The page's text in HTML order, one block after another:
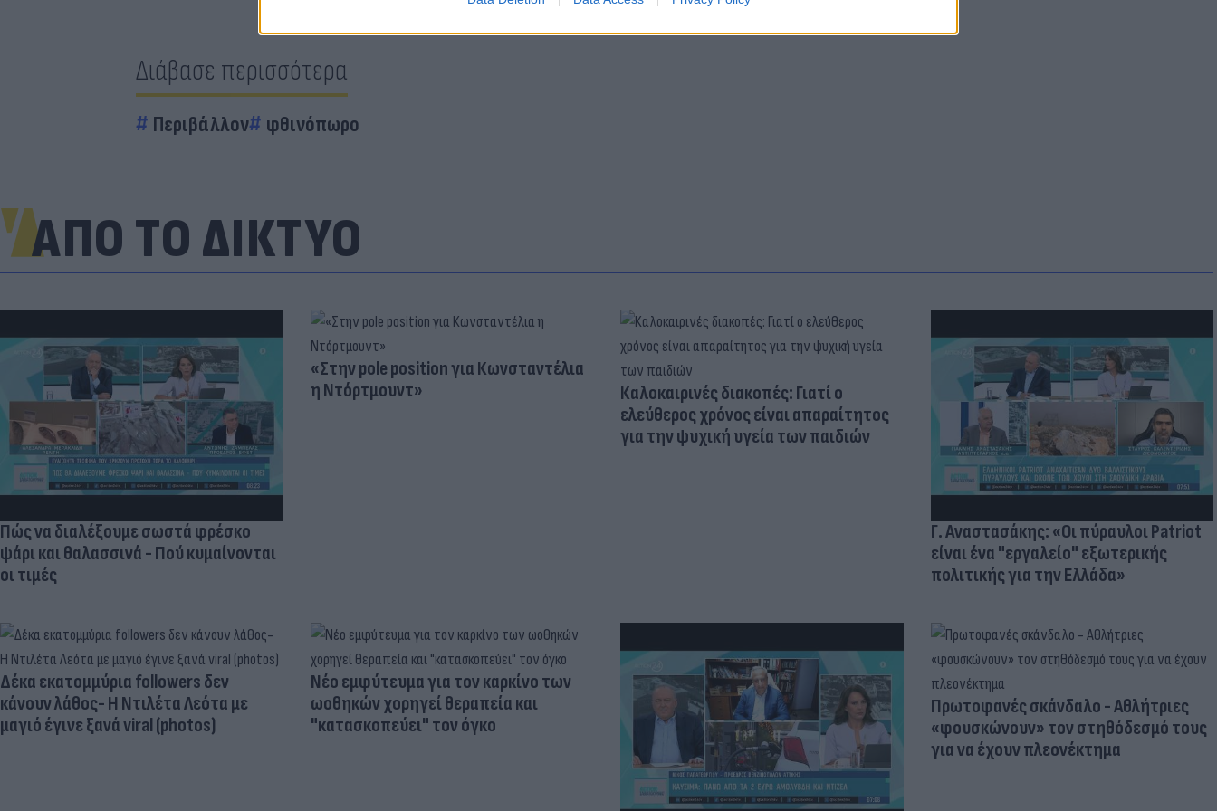
Διάβασε περισσότερα
Περιβάλλον φθινόπωρο
ΑΠΟ ΤΟ ΔΙΚΤΥΟ
Πώς να διαλέξουμε σωστά φρέσκο
ψάρι και θαλασσινά - Πού κυμαίνονται
οι τιμές
«Στην pole position για Κωνσταντέλια
η Ντόρτμουντ»
Καλοκαιρινές διακοπές: Γιατί ο
ελεύθερος χρόνος είναι απαραίτητος
για την ψυχική υγεία των παιδιών
Γ. Αναστασάκης: «Οι πύραυλοι Patriot
είναι ένα "εργαλείο" εξωτερικής
πολιτικής για την Ελλάδα»
Δέκα εκατομμύρια followers δεν
κάνουν λάθος- Η Ντιλέτα Λεότα με
μαγιό έγινε ξανά viral (photos)
Νέο εμφύτευμα για τον καρκίνο των
ωοθηκών χορηγεί θεραπεία και
"κατασκοπεύει" τον όγκο
Πρωτοφανές σκάνδαλο - Aθλήτριες
«φουσκώνουν» τον στηθόδεσμό τους
για να έχουν πλεονέκτημα